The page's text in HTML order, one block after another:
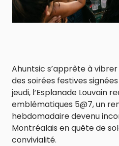
Ahuntsic s’apprête à
des soirées festives
jeudi, l’Esplanade Louvain
emblématiques 5@7, un
hebdomadaire devenu
Montréalais en quête de
convivialité.